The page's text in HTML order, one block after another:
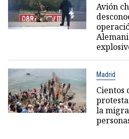
Avión
Madrid
Cientos
la